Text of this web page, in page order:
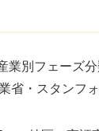
業別フェーズ
省・スタンフ